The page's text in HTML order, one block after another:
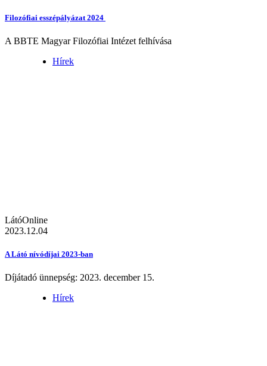
Filozófiai esszépályázat 2024
A BBTE Magyar Filozófiai Intézet felhívása
Hírek
LátóOnline
2023.12.04
A Látó nívódíjai 2023-ban
Díjátadó ünnepség: 2023. december 15.
Hírek